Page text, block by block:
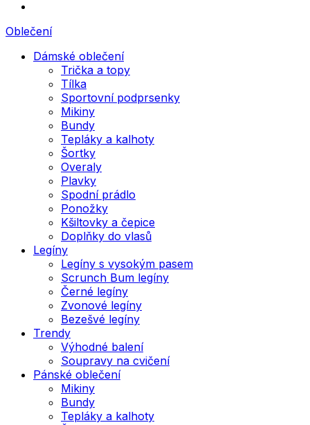
Oblečení
Dámské oblečení
Trička a topy
Tílka
Sportovní podprsenky
Mikiny
Bundy
Tepláky a kalhoty
Šortky
Overaly
Plavky
Spodní prádlo
Ponožky
Kšiltovky a čepice
Doplňky do vlasů
Legíny
Legíny s vysokým pasem
Scrunch Bum legíny
Černé legíny
Zvonové legíny
Bezešvé legíny
Trendy
Výhodné balení
Soupravy na cvičení
Pánské oblečení
Mikiny
Bundy
Tepláky a kalhoty